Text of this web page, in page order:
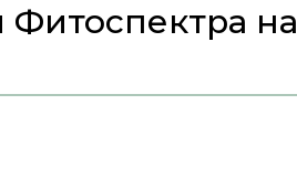
Фитоспектра на